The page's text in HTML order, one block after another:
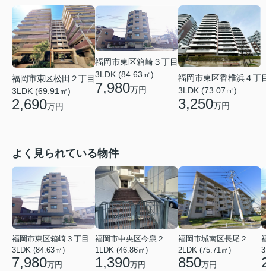
福岡市東区松田２丁目
3LDK (69.91㎡)
2,690万円
福岡市東区箱崎３丁目
3LDK (84.63㎡)
7,980万円
福岡市東区香椎浜４丁
3LDK (73.07㎡)
3,250万円
よく見られている物件
福岡市東区箱崎３丁目
3LDK (84.63㎡)
7,980万円
1LDK (46.86㎡)
1,390万円
2LDK (75.71㎡)
850万円